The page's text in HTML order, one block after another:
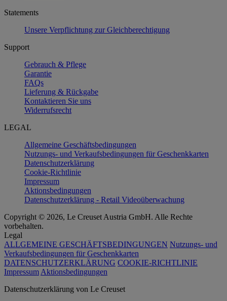
Statements
Unsere Verpflichtung zur Gleichberechtigung
Support
Gebrauch & Pflege
Garantie
FAQs
Lieferung & Rückgabe
Kontaktieren Sie uns
Widerrufsrecht
LEGAL
Allgemeine Geschäftsbedingungen
Nutzungs- und Verkaufsbedingungen für Geschenkkarten
Datenschutzerklärung
Cookie-Richtlinie
Impressum
Aktionsbedingungen
Datenschutzerklärung - Retail Videoüberwachung
Copyright © 2026, Le Creuset Austria GmbH. Alle Rechte
vorbehalten.
Legal
ALLGEMEINE GESCHÄFTSBEDINGUNGEN Nutzungs- und
Verkaufsbedingungen für Geschenkkarten
DATENSCHUTZERKLÄRUNG COOKIE-RICHTLINIE
Impressum Aktionsbedingungen
Datenschutz­erklärung von Le Creuset